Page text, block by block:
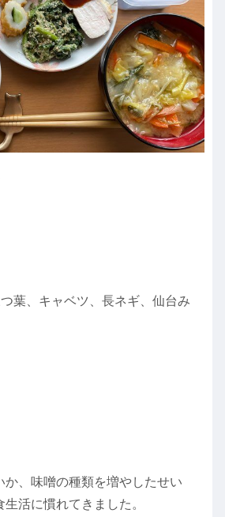
葉、キャベツ、長ネギ、仙台み
か、味噌の種類を増やしたせい
活に慣れてきました。